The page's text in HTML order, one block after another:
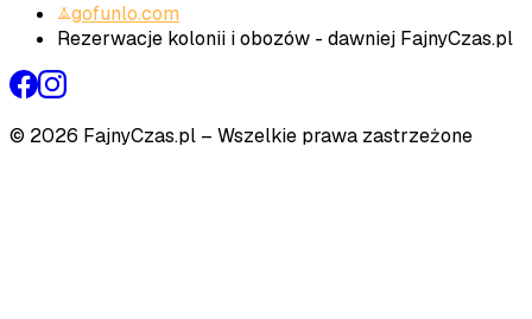
gofunlo.com
Rezerwacje kolonii i obozów - dawniej FajnyCzas.pl
© 2026 FajnyCzas.pl – Wszelkie prawa zastrzeżone